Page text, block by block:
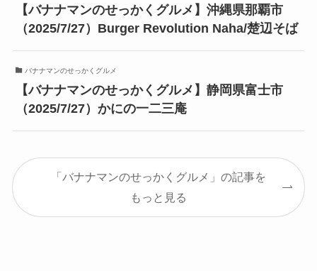
【バナナマンのせっかくグルメ】沖縄県那覇市
（2025/7/27）Burger Revolution Naha/楚辺そば
バナナマンのせっかくグルメ
【バナナマンのせっかくグルメ】静岡県富士市
（2025/7/27）かにの一二三庵
「バナナマンのせっかくグルメ」の記事を
もっと見る